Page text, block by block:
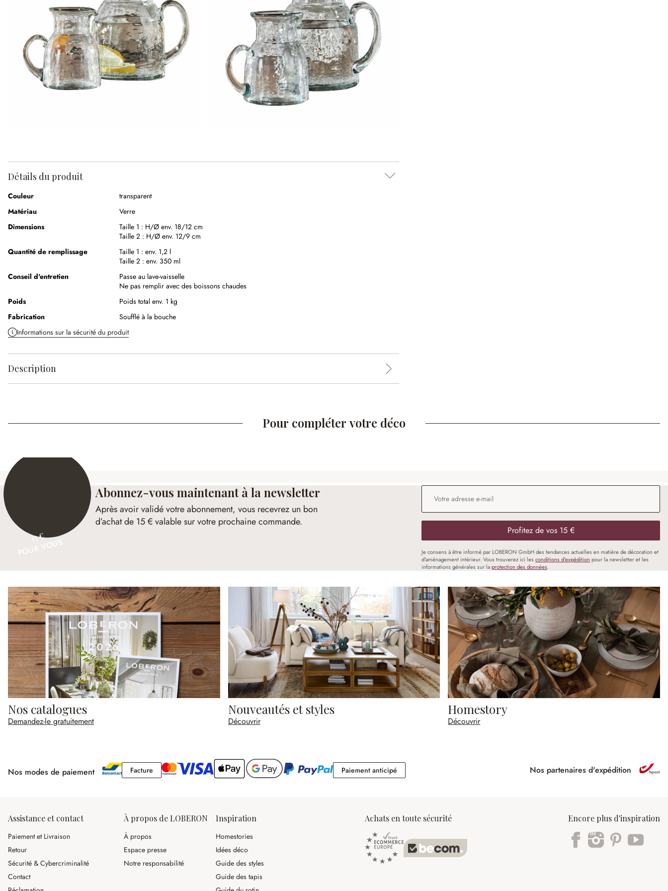
Détails du produit
Couleur
transparent
Matériau
Verre
Dimensions
Taille 1 : H/Ø env. 18/12 cm
Taille 2 : H/Ø env. 12/9 cm
Quantité de remplissage
Taille 1 : env. 1,2 l
Taille 2 : env. 350 ml
Conseil d'entretien
Passe au lave-vaisselle
Ne pas remplir avec des boissons chaudes
Poids
Poids total env. 1 kg
Fabrication
Soufflé à la bouche
Informations sur la sécurité du produit
Description
Pour compléter votre déco
15 €
Abonnez-vous maintenant à la newsletter
Après avoir validé votre abonnement, vous recevrez un bon
d’achat de 15 € valable sur votre prochaine commande.
Adresse e-mail*
Profitez de vos 15 €
Je consens à être informé par LOBERON GmbH des tendances actuelles en matière de décoration et
d'aménagement intérieur. Vous trouverez ici les conditions d'expédition pour la newsletter et les
informations générales sur laprotection des données.
Nos catalogues
Demandez-le gratuitement
Nouveautés et styles
Découvrir
Homestory
Découvrir
Nos modes de paiement FactureFacture Paiement anticipéPaiement anticipé Nos partenaires d'expédition
Assistance et contact
Paiement et Livraison
Retour
Sécurité & Cybercriminalité
Contact
À propos de LOBERON
À propos
Espace presse
Notre responsabilité
Inspiration
Homestories
Idées déco
Guide des styles
Guide des tapis
Achats en toute sécurité Encore plus d'inspiration